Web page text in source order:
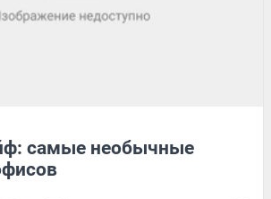
самые необычные